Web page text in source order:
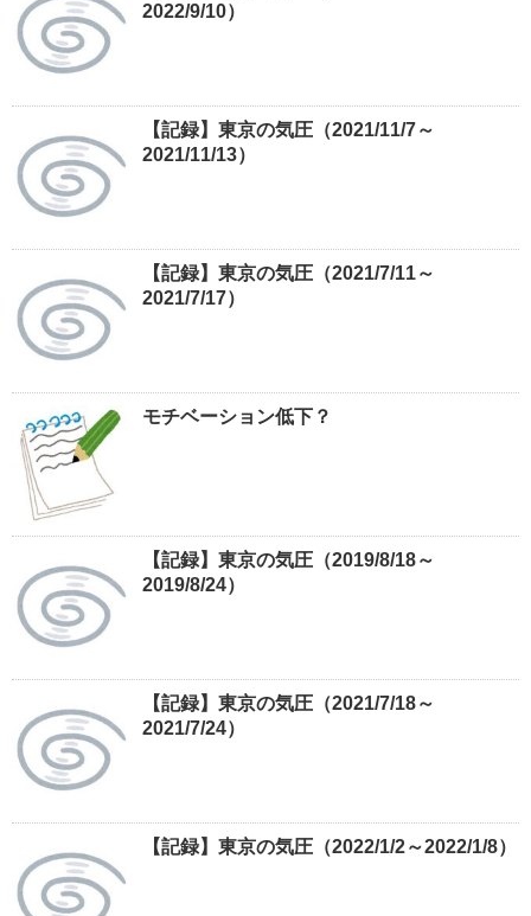
2022/9/10）
【記録】東京の気圧（2021/11/7～
2021/11/13）
【記録】東京の気圧（2021/7/11～
2021/7/17）
モチベーション低下？
【記録】東京の気圧（2019/8/18～
2019/8/24）
【記録】東京の気圧（2021/7/18～
2021/7/24）
【記録】東京の気圧（2022/1/2～2022/1/8）